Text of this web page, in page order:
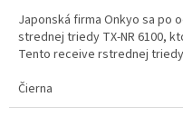
Japonská firma Onkyo sa po
strednej triedy TX-NR 6100,
Tento receive rstrednej
Čierna